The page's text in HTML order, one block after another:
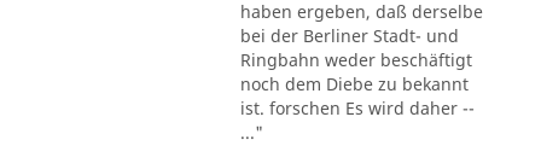
haben ergeben, daß derselbe
bei der Berliner Stadt- und
Ringbahn weder beschäftigt
noch dem Diebe zu bekannt
ist. forschen Es wird daher --
..."